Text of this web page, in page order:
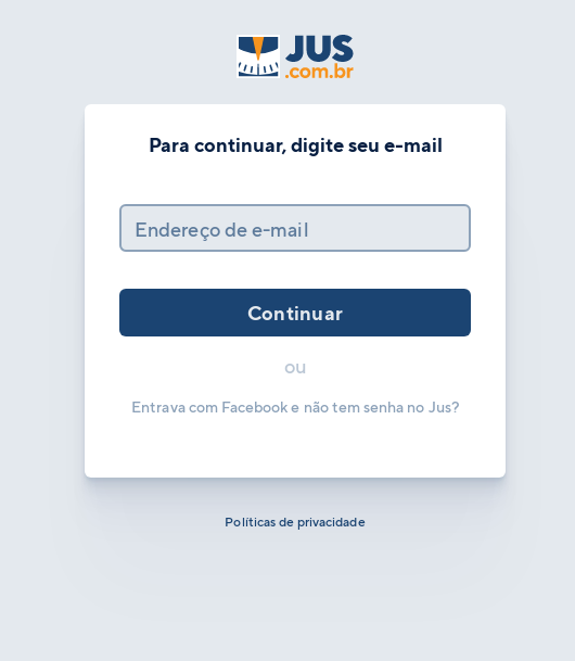
Para continuar, digite seu e-mail
Endereço de e-mail
Continuar
ou
Entrava com Facebook e não tem senha no Jus?
Políticas de privacidade